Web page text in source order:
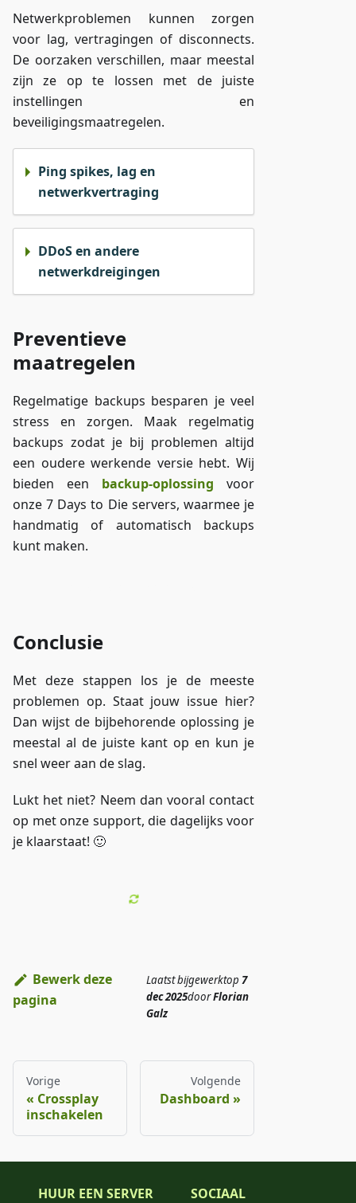
Netwerkproblemen kunnen zorgen
voor lag, vertragingen of disconnects.
De oorzaken verschillen, maar meestal
zijn ze op te lossen met de juiste
instellingen en
beveiligingsmaatregelen.
Ping spikes, lag en
netwerkvertraging
DDoS en andere
netwerkdreigingen
Preventieve
maatregelen
Regelmatige backups besparen je veel
stress en zorgen. Maak regelmatig
backups zodat je bij problemen altijd
een oudere werkende versie hebt. Wij
bieden een backup-oplossing voor
onze 7 Days to Die servers, waarmee je
handmatig of automatisch backups
kunt maken.
Conclusie
Met deze stappen los je de meeste
problemen op. Staat jouw issue hier?
Dan wijst de bijbehorende oplossing je
meestal al de juiste kant op en kun je
snel weer aan de slag.
Lukt het niet? Neem dan vooral contact
op met onze support, die dagelijks voor
je klaarstaat! 🙂
Bewerk deze
pagina
Laatst bijgewerktop 7
dec 2025doorFlorian
Galz
Vorige
Crossplay
inschakelen
Volgende
Dashboard
HUUR EEN SERVER
SOCIAAL